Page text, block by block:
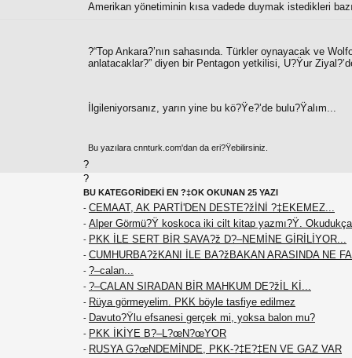
Amerikan yönetiminin kısa vadede duymak istedikleri
?“Top Ankara?’nın sahasında. Türkler oynayacak ve
anlatacaklar?” diyen bir Pentagon yetkilisi, U?Ÿur
İlgileniyorsanız, yarın yine bu kö?Ÿe?’de bulu?Ÿalım...
Bu yazılara cnnturk.com'dan da eri?Ÿebilirsiniz.
?
?
BU KATEGORİDEKİ EN ?‡OK OKUNAN 25 YAZI
- CEMAAT, AK PARTİ'DEN DESTE?žİNİ ?‡EKEMEZ...
- Alper Görmü?Ÿ koskoca iki cilt kitap yazmı?Ÿ.
- PKK İLE SERT BİR SAVA?ž D?–NEMİNE GİRİLİYOR...
- CUMHURBA?žKANI İLE BA?žBAKAN ARASINDA NE
- ?–calan...
- ?–CALAN SIRADAN BİR MAHKUM DE?žİL Kİ...
- Rüya görmeyelim. PKK böyle tasfiye edilmez
- Davuto?Ÿlu efsanesi gerçek mi, yoksa balon mu?
- PKK İKİYE B?–L?œN?œYOR
- RUSYA G?œNDEMİNDE, PKK-?‡E?‡EN VE GAZ VAR